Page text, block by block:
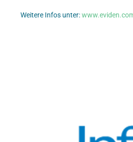
Weitere Infos unter: